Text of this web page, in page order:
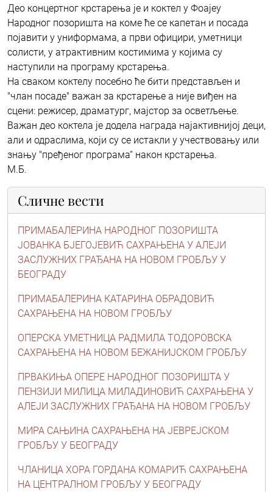
Део концертног крстарења је и коктел у Фоајеу
Народног позоришта на коме ће се капетан и посада
појавити у униформама, а први официри, уметници
солисти, у атрактивним костимима у којима су
наступили на програму крстарења.
На сваком коктелу посебно ће бити представљен и
"члан посаде" важан за крстарење а није виђен на
сцени: режисер, драматург, мајстор за осветљење.
Важан део коктела је додела награда најактивнијој деци,
али и одраслима, који су се истакли у учествовању или
знању "пређеног програма“ након крстарења.
М.Б.
Сличне вести
ПРИМАБАЛЕРИНА НАРОДНОГ ПОЗОРИШТА
ЈОВАНКА БЈЕГОЈЕВИЋ САХРАЊЕНА У АЛЕЈИ
ЗАСЛУЖНИХ ГРАЂАНА НА НОВОМ ГРОБЉУ У
БЕОГРАДУ
ПРИМАБАЛЕРИНА КАТАРИНА ОБРАДОВИЋ
САХРАЊЕНА НА НОВОМ ГРОБЉУ
ОПЕРСКА УМЕТНИЦА РАДМИЛА ТОДОРОВСКА
САХРАЊЕНА НА НОВОМ БЕЖАНИЈСКОМ ГРОБЉУ
ПРВАКИЊА ОПЕРЕ НАРОДНОГ ПОЗОРИШТА У
ПЕНЗИЈИ МИЛИЦА МИЛАДИНОВИЋ САХРАЊЕНА У
АЛЕЈИ ЗАСЛУЖНИХ ГРАЂАНА НА НОВОМ ГРОБЉУ
МИРА СAЊИНА САХРАЊЕНА НA ЈЕВРЕЈСКОМ
ГРОБЉУ У БЕОГРАДУ
ЧЛАНИЦА ХОРА ГОРДАНА КОМАРИЋ САХРАЊЕНА
НА ЦЕНТРАЛНОМ ГРОБЉУ У БЕОГРАДУ